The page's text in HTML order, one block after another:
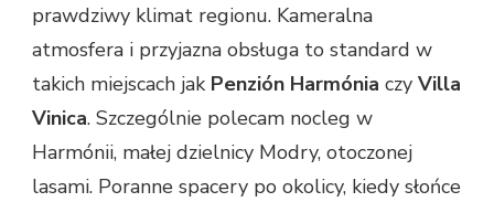
prawdziwy klimat regionu. Kameralna
atmosfera i przyjazna obsługa to standard w
takich miejscach jak Penzión Harmónia czy Villa
Vinica. Szczególnie polecam nocleg w
Harmónii, małej dzielnicy Modry, otoczonej
lasami. Poranne spacery po okolicy, kiedy słońce